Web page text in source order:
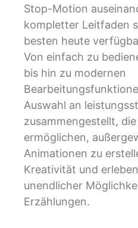
Stop-Motion
kompletter Leitfaden
besten heute
Von einfach zu
bis hin zu modernen
Auswahl an
zusammengestellt,
ermöglichen,
Animationen zu
Kreativität und
unendlicher
Erzählungen.